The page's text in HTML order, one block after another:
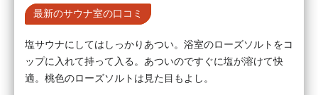
最新のサウナ室の口コミ
塩サウナにしてはしっかりあつい。浴室のローズソルトをコ
ップに入れて持って入る。あついのですぐに塩が溶けて快
適。桃色のローズソルトは見た目もよし。